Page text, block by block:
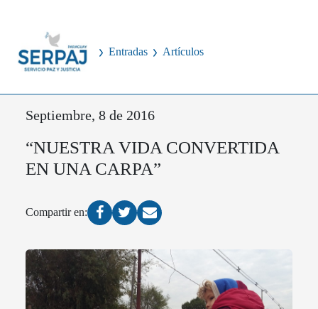
Entradas Artículos
Septiembre, 8 de 2016
“NUESTRA VIDA CONVERTIDA
EN UNA CARPA”
Compartir en: